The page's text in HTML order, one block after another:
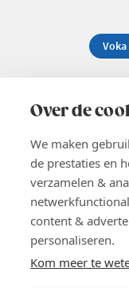
Over de
We maken
de prestaties en
verzamelen &
content &
personaliseren.
Kom meer te
02 229